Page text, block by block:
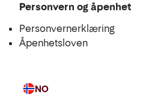
Personvern og åpenhet
Personvernerklæring
Åpenhetsloven
Språk
NO